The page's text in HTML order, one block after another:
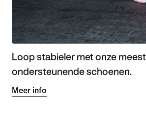
Loop stabieler met onze meest
ondersteunende schoenen.
Meer info